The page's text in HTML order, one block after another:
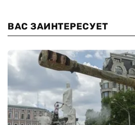
ВАС ЗАИНТЕРЕСУЕТ